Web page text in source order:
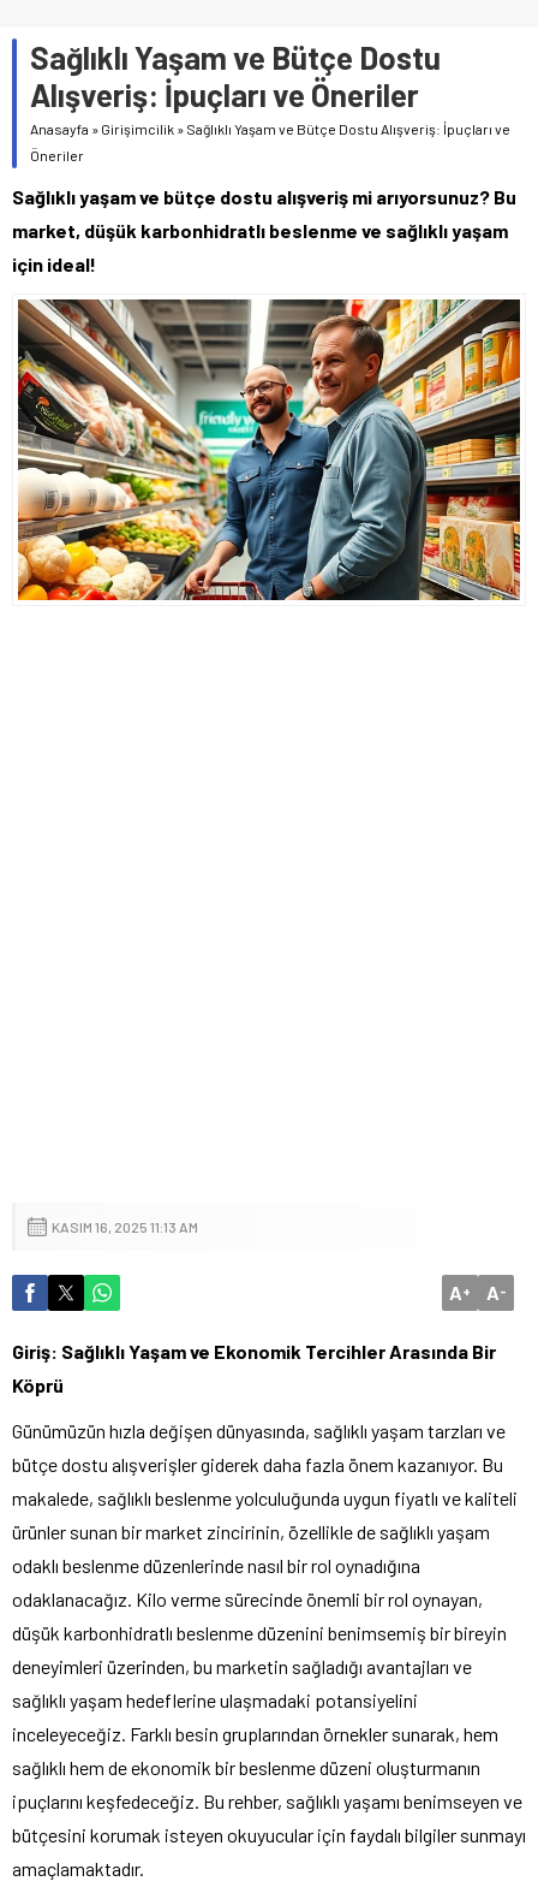
Sağlıklı Yaşam ve Bütçe Dostu
Alışveriş: İpuçları ve Öneriler
Anasayfa » Girişimcilik » Sağlıklı Yaşam ve Bütçe Dostu Alışveriş: İpuçları ve
Öneriler
Sağlıklı yaşam ve bütçe dostu alışveriş mi arıyorsunuz? Bu
market, düşük karbonhidratlı beslenme ve sağlıklı yaşam
için ideal!
KASIM 16, 2025 11:13 AM
A+ A-
Giriş: Sağlıklı Yaşam ve Ekonomik Tercihler Arasında Bir
Köprü
Günümüzün hızla değişen dünyasında, sağlıklı yaşam tarzları ve
bütçe dostu alışverişler giderek daha fazla önem kazanıyor. Bu
makalede, sağlıklı beslenme yolculuğunda uygun fiyatlı ve kaliteli
ürünler sunan bir market zincirinin, özellikle de sağlıklı yaşam
odaklı beslenme düzenlerinde nasıl bir rol oynadığına
odaklanacağız. Kilo verme sürecinde önemli bir rol oynayan,
düşük karbonhidratlı beslenme düzenini benimsemiş bir bireyin
deneyimleri üzerinden, bu marketin sağladığı avantajları ve
sağlıklı yaşam hedeflerine ulaşmadaki potansiyelini
inceleyeceğiz. Farklı besin gruplarından örnekler sunarak, hem
sağlıklı hem de ekonomik bir beslenme düzeni oluşturmanın
ipuçlarını keşfedeceğiz. Bu rehber, sağlıklı yaşamı benimseyen ve
bütçesini korumak isteyen okuyucular için faydalı bilgiler sunmayı
amaçlamaktadır.